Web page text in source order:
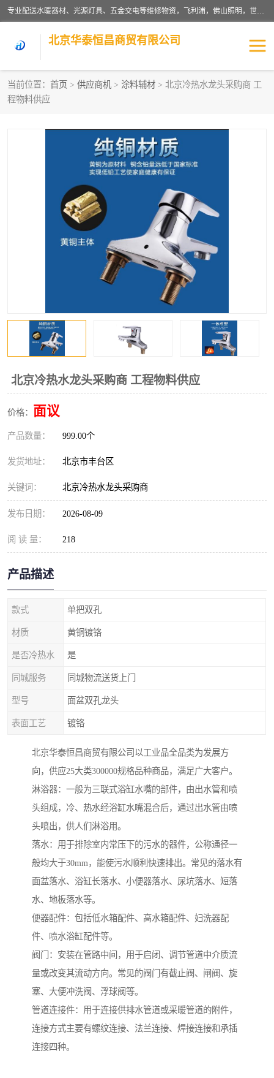
专业配送水暖器材、光源灯具、五金交电等维修物资，飞利浦，佛山照明，世达，博世，九牧，特陶等各产品涉及国内外知名品牌。公司专注与物业、学校、酒店、工厂等单位合作，提供一站式配送服务，降低客户综合成本。依托电子商务改变传统模式，以专业的团队为客户提供24H物资配送到达，货到月结、统一开票，便捷退换等服务，提高了企业的运营效率。
北京华泰恒昌商贸有限公司
当前位置： 首页 > 供应商机 > 涂料辅材 > 北京冷热水龙头采购商 工
程物料供应
北京冷热水龙头采购商 工程物料供应
价格： 面议
产品数量： 999.00个
发货地址： 北京市丰台区
关键词： 北京冷热水龙头采购商
发布日期： 2026-08-09
阅 读 量： 218
产品描述
款式 单把双孔
材质 黄铜镀铬
是否冷热水 是
同城服务 同城物流送货上门
型号 面盆双孔龙头
表面工艺 镀铬
北京华泰恒昌商贸有限公司以工业品全品类为发展方
向，供应25大类300000规格品种商品，满足广大客户。
淋浴器：一般为三联式浴缸水嘴的部件，由出水管和喷
头组成，冷、热水经浴缸水嘴混合后，通过出水管由喷
头喷出，供人们淋浴用。
落水：用于排除室内常压下的污水的器件，公称通径一
般均大于30mm，能使污水顺利快速排出。常见的落水有
面盆落水、浴缸长落水、小便器落水、尿坑落水、短落
水、地板落水等。
便器配件：包括低水箱配件、高水箱配件、妇洗器配
件、喷水浴缸配件等。
阀门：安装在管路中间，用于启闭、调节管道中介质流
量或改变其流动方向。常见的阀门有截止阀、闸阀、旋
塞、大便冲洗阀、浮球阀等。
管道连接件：用于连接供排水管道或采暖管道的附件，
连接方式主要有螺纹连接、法兰连接、焊接连接和承插
连接四种。
水暖阀门
涂料辅材